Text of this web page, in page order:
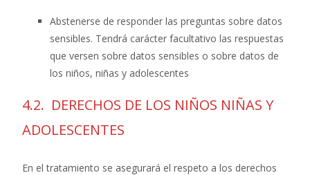
Abstenerse de responder las preguntas sobre datos
sensibles. Tendrá carácter facultativo las respuestas
que versen sobre datos sensibles o sobre datos de
los niños, niñas y adolescentes
4.2. DERECHOS DE LOS NIÑOS NIÑAS Y
ADOLESCENTES
En el tratamiento se asegurará el respeto a los derechos